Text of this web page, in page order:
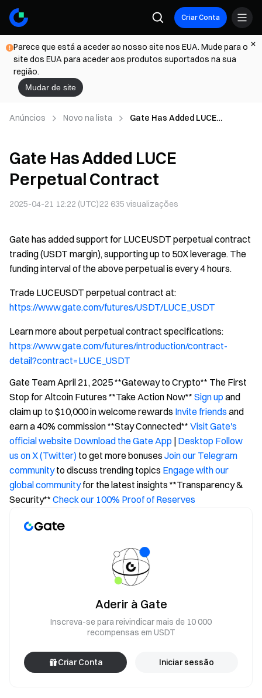
Criar Conta
Parece que está a aceder ao nosso site nos EUA. Mude para o
site dos EUA para aceder aos produtos suportados na sua
região.
Mudar de site
Anúncios Novo na lista
Gate Has Added LUCE
Gate Has Added LUCE
Perpetual Contract
2025-04-21 12:22 (UTC)22 635 visualizações
Gate has added support for LUCEUSDT perpetual contract
trading (USDT margin), supporting up to 50X leverage. The
funding interval of the above perpetual is every 4 hours.
Trade LUCEUSDT perpetual contract at:
https://www.gate.com/futures/USDT/LUCE_USDT
Learn more about perpetual contract specifications:
https://www.gate.com/futures/introduction/contract-
detail?contract=LUCE_USDT
Gate Team April 21, 2025 **Gateway to Crypto** The First
Stop for Altcoin Futures **Take Action Now** Sign up and
claim up to $10,000 in welcome rewards Invite friends and
earn a 40% commission **Stay Connected** Visit Gate's
official website Download the Gate App | Desktop Follow
us on X (Twitter) to get more bonuses Join our Telegram
communityto discuss trending topics Engage with our
global communityfor the latest insights **Transparency &
Security** Check our 100% Proof of Reserves
Aderir à Gate
Inscreva-se para reivindicar mais de 10 000
recompensas em USDT
Criar Conta Iniciar sessão